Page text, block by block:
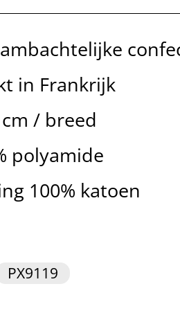
in Frankrijk
/ breed
polyamide
100% katoen
PX9119